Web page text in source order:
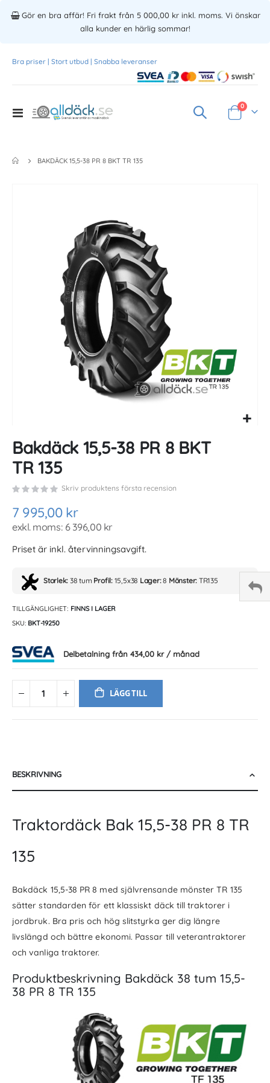
Gör en bra affär! Fri frakt från 5 000,00 kr inkl. moms. Vi önskar
alla kunder en härlig sommar!
Bra priser | Stort utbud | Snabba leveranser
Toggle
Varukorg
0
BAKDÄCK 15,5-38 PR 8 BKT TR 135
to
the
beginning
the
images
gallery
Bakdäck 15,5-38 PR 8 BKT
TR 135
Skriv produktens första recension
7 995,00 kr
6 396,00 kr
Priset är inkl. återvinningsavgift.
Storlek: 38 tum Profil:15,5x38 Lager:8 Mönster: TR135
TILLGÄNGLIGHET: FINNS I LAGER
SKU BKT-19250
Delbetalning från 434,00 kr/ månad
LÄGG TILL
BESKRIVNING
Traktordäck Bak 15,5-38 PR 8 TR
135
Bakdäck 15,5-38 PR 8 med självrensande mönster TR 135
sätter standarden för ett klassiskt däck till traktorer i
jordbruk. Bra pris och hög slitstyrka ger dig längre
livslängd och bättre ekonomi. Passar till veterantraktorer
och vanliga traktorer.
Produktbeskrivning Bakdäck 38 tum 15,5-
38 PR 8 TR 135